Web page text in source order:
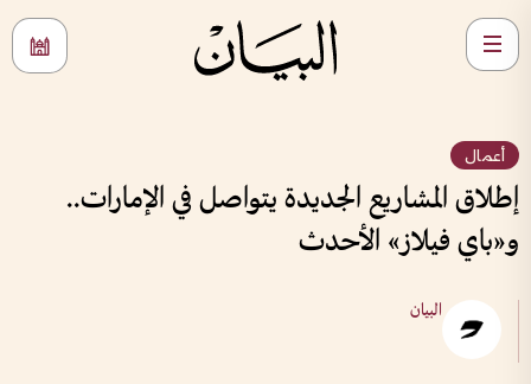
أعمال
إطلاق المشاريع الجديدة يتواصل في الإمارات..
و«باي فيلاز» الأحدث
البيان